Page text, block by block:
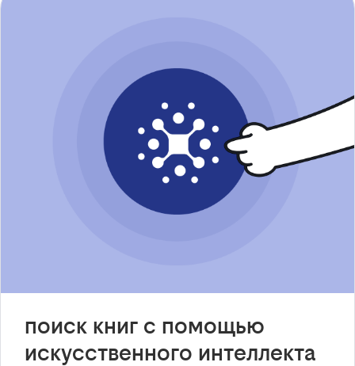
поиск книг с помощью
искусственного интеллекта